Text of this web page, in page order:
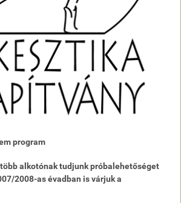
program
alkotónak tudjunk próbalehetőséget
2008-as évadban is várjuk a